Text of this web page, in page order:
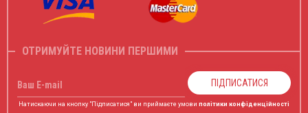
ОТРИМУЙТЕ НОВИНИ ПЕРШИМИ
Ваш E-mail ПІДПИСАТИСЯ
Натискаючи на кнопку "Підписатися" ви приймаєте умови політики конфіденційності